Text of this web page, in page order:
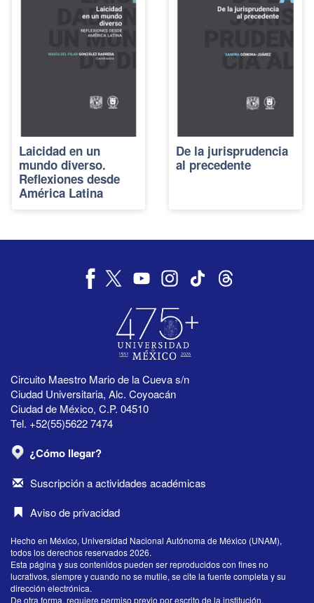
Laicidad en un
mundo diverso.
Reflexiones desde
América Latina
De la jurisprudencia
al precedente
Circuito Maestro Mario de la Cueva s/n
Ciudad Universitaria, Alc. Coyoacán
Ciudad de México, C.P. 04510
Tel. +52(55)5622 7474
¿Cómo llegar?
Suscripción a actividades académicas
Aviso de privacidad
Hecho en México, Universidad Nacional Autónoma de México (UNAM),
todos los derechos reservados 2026.
Esta página y sus contenidos pueden ser reproducidos con fines no
lucrativos, siempre y cuando no se mutile, se cite la fuente completa y su
dirección electrónica.
De otra forma, requiere permiso previo por escrito de la institución.